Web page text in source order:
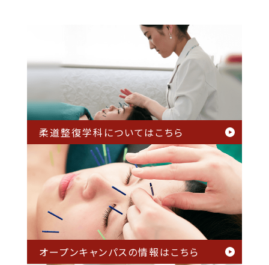
柔道整復学科についてはこちら
オープンキャンパスの情報はこちら